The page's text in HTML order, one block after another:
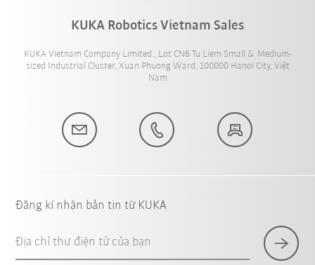
KUKA Robotics Vietnam Sales
KUKA Vietnam Company Limited., Lot CN6 Tu Liem Small & Medium-
sized Industrial Cluster, Xuan Phuong Ward, 100000 Hanoi City, Việt
Nam
Đăng kí nhận bản tin từ KUKA
Địa chỉ thư điện tử của bạn